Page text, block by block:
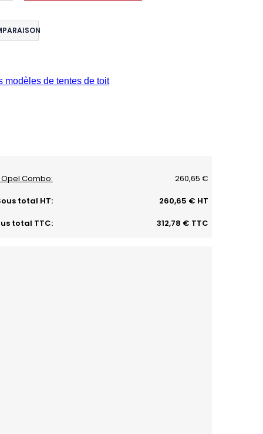
modèles de tentes de toit
Combo:
260,65 €
total HT:
260,65 € HT
total TTC:
312,78 € TTC